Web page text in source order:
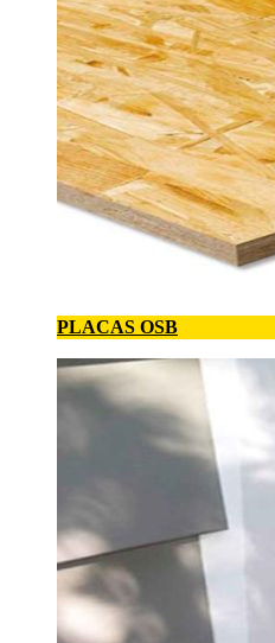
PLACAS OSB